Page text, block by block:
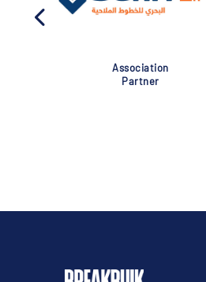
Association
Partner